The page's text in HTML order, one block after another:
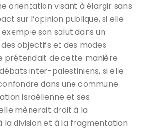
orientation visant à élargir sans
sur l’opinion publique, si elle
son salut dans un
objectifs et des modes
prétendait de cette manière
inter-palestiniens, si elle
dans une commune
israélienne et ses
mènerait droit à la
la division et à la fragmentation